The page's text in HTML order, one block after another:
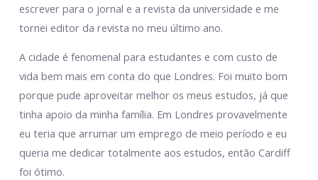
escrever para o jornal e a revista da universidade e me
tornei editor da revista no meu último ano.
A cidade é fenomenal para estudantes e com custo de
vida bem mais em conta do que Londres. Foi muito bom
porque pude aproveitar melhor os meus estudos, já que
tinha apoio da minha família. Em Londres provavelmente
eu teria que arrumar um emprego de meio período e eu
queria me dedicar totalmente aos estudos, então Cardiff
foi ótimo.